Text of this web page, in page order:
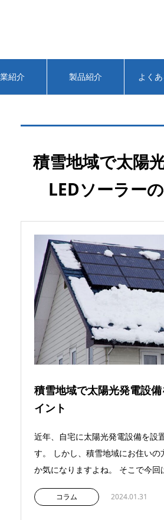
紹介 製品紹介 よく
積雪地域で太陽
LEDソーラー
積雪地域で太陽光発電設
イント
近年、自宅に太陽光発電設備を設
す。 しかし、積雪地域にお住い
か気になりますよね。 そこで今回
コラム 2024.01.31